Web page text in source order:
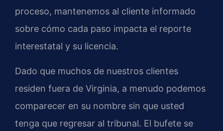
proceso, mantenemos al cliente informado
sobre cómo cada paso impacta el reporte
interestatal y su licencia.
Dado que muchos de nuestros clientes
residen fuera de Virginia, a menudo podemos
comparecer en su nombre sin que usted
tenga que regresar al tribunal. El bufete se